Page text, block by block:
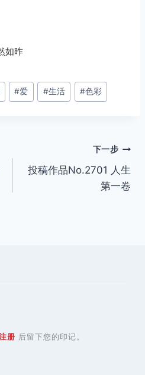
如昨
#爱 #生活 #色彩
下一步
投稿作品No.2701 人生
第一卷
册 后留下您的印记。